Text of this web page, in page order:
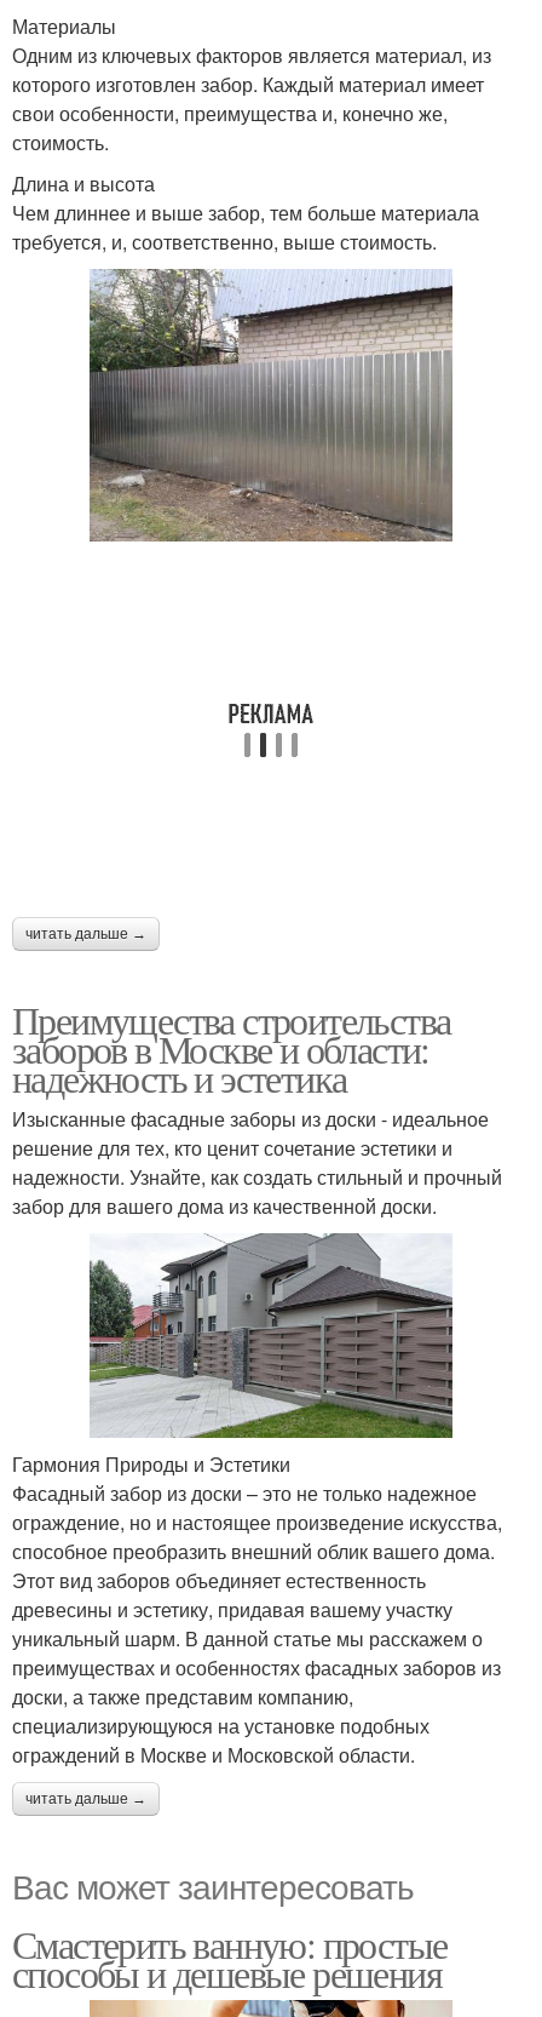
Материалы
Одним из ключевых факторов является материал, из
которого изготовлен забор. Каждый материал имеет
свои особенности, преимущества и, конечно же,
стоимость.
Длина и высота
Чем длиннее и выше забор, тем больше материала
требуется, и, соответственно, выше стоимость.
читать дальше →
Преимущества строительства
заборов в Москве и области:
надежность и эстетика
Изысканные фасадные заборы из доски - идеальное
решение для тех, кто ценит сочетание эстетики и
надежности. Узнайте, как создать стильный и прочный
забор для вашего дома из качественной доски.
Гармония Природы и Эстетики
Фасадный забор из доски – это не только надежное
ограждение, но и настоящее произведение искусства,
способное преобразить внешний облик вашего дома.
Этот вид заборов объединяет естественность
древесины и эстетику, придавая вашему участку
уникальный шарм. В данной статье мы расскажем о
преимуществах и особенностях фасадных заборов из
доски, а также представим компанию,
специализирующуюся на установке подобных
ограждений в Москве и Московской области.
читать дальше →
Вас может заинтересовать
Смастерить ванную: простые
способы и дешевые решения